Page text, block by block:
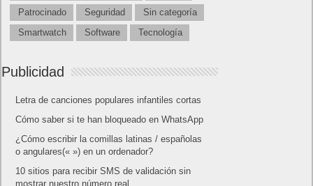
Patrocinado
Seguridad
Sin categoría
Smartwatch
Software Tecnología
Publicidad
Letra de canciones populares infantiles cortas
Cómo saber si te han bloqueado en WhatsApp
¿Cómo escribir la comillas latinas / españolas
o angulares(« ») en un ordenador?
10 sitios para recibir SMS de validación sin
mostrar nuestro número real